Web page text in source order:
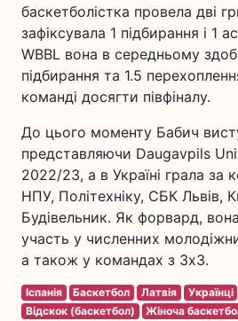
баскетболістка провела дві
зафіксувала 1 підбирання і 1
WBBL вона в середньому
підбирання та 1.5
команді досягти півфіналу.
До цього моменту Бабич
представляючи Daugavpils
2022/23, а в Україні грала
НПУ, Політехніку, СБК Львів,
Будівельник. Як форвард,
участь у численних
а також у командах з 3х3.
Іспанія Баскетбол Латвія Українці
Відскок (баскетбол)
Жіноча